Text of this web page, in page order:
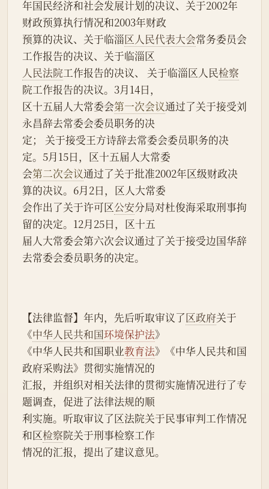
年国民经济和社会发展计划的决议、关于2002年
财政预算执行情况和2003年财政
预算的决议、关于临淄区人民代表大会常务委员会
工作报告的决议、关于临淄区
人民法院工作报告的决议、 关于临淄区人民检察
院工作报告的决议。3月14日，
区十五届人大常委会第一次会议通过了关于接受刘
永昌辞去常委会委员职务的决
定； 关于接受王方诗辞去常委会委员职务的决
定。5月15日，区十五届人大常委
会第二次会议通过了关于批准2002年区级财政决
算的决议。6月2日，区人大常委
会作出了关于许可区公安分局对杜俊海采取刑事拘
留的决定。12月25日，区十五
届人大常委会第六次会议通过了关于接受边国华辞
去常委会委员职务的决定。
【法律监督】年内，先后听取审议了区政府关于
《中华人民共和国环境保护法》
《中华人民共和国职业教育法》《中华人民共和国
政府采购法》贯彻实施情况的
汇报，并组织对相关法律的贯彻实施情况进行了专
题调查，促进了法律法规的顺
利实施。听取审议了区法院关于民事审判工作情况
和区检察院关于刑事检察工作
情况的汇报，提出了建议意见。